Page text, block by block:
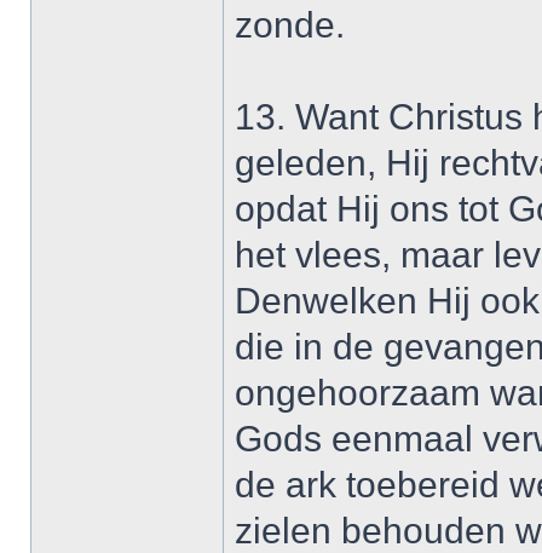
zonde.
13. Want Christus
geleden, Hij
opdat Hij ons tot
het vlees, maar
Denwelken Hij
die in de
ongehoorzaam
Gods eenmaal
de ark toebereid
zielen behouden